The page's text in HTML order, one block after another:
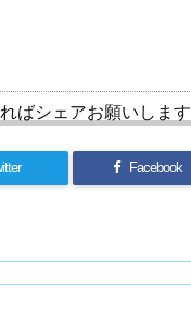
ばシェアお願いします
Facebook